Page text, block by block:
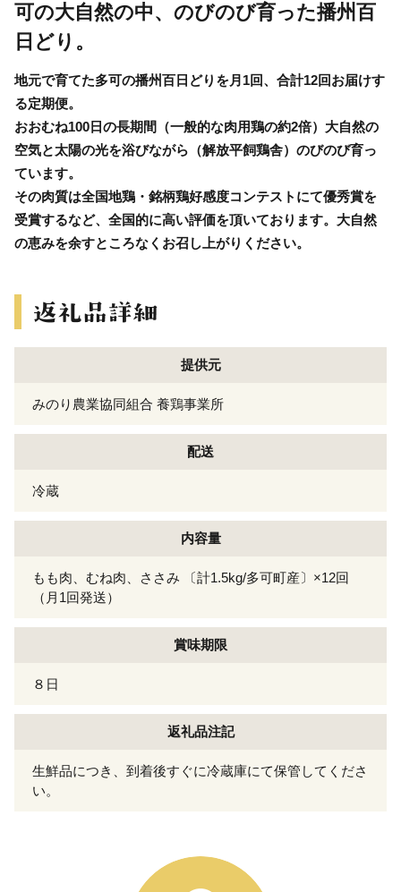
可の大自然の中、のびのび育った播州百
日どり。
地元で育てた多可の播州百日どりを月1回、合計12回お届けす
る定期便。
おおむね100日の長期間（一般的な肉用鶏の約2倍）大自然の
空気と太陽の光を浴びながら（解放平飼鶏舎）のびのび育っ
ています。
その肉質は全国地鶏・銘柄鶏好感度コンテストにて優秀賞を
受賞するなど、全国的に高い評価を頂いております。大自然
の恵みを余すところなくお召し上がりください。
提供元
みのり農業協同組合 養鶏事業所
配送
冷蔵
内容量
もも肉、むね肉、ささみ 〔計1.5kg/多可町産〕×12回
（月1回発送）
賞味期限
８日
返礼品注記
生鮮品につき、到着後すぐに冷蔵庫にて保管してくださ
い。